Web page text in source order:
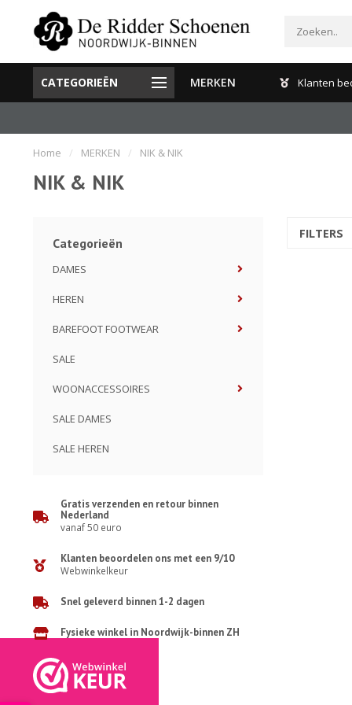
CATEGORIEËN MERKEN
Gratis verzenden en retour binnen Nederland Klanten
Home / MERKEN / NIK & NIK
NIK & NIK
Categorieën
DAMES
HEREN
BAREFOOT FOOTWEAR
SALE
WOONACCESSOIRES
SALE DAMES
SALE HEREN
Gratis verzenden en retour binnen
Nederland
vanaf 50 euro
Klanten beoordelen ons met een 9/10
Webwinkelkeur
Snel geleverd binnen 1-2 dagen
Fysieke winkel in Noordwijk-binnen ZH
FILTERS